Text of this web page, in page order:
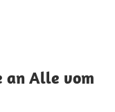
an Alle vom